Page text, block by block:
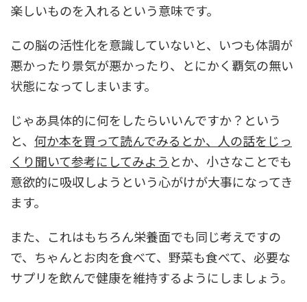
楽しいものを入れるという意味です。
この脳の活性化を意識していないと、いつも体調が
悪かったり景気が悪かったり、とにかく覇気の無い
状態になってしまいます。
じゃあ具体的に何をしたらいいんですか？という
と、 何か本を買って読んでみるとか、人の話をじっ
くり聞いて参考にしてみよう とか、小さなことでも
意欲的に吸収しようという心がけが大事になってき
ます。
また、これはもちろん栄養面でも同じ考えですの
で、ちゃんとお肉を食べて、野菜も食べて、必要な
サプリを飲んで健康を維持するようにしましょう。